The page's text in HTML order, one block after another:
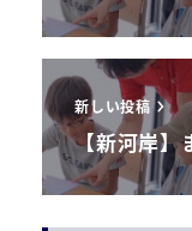
新しい投稿
【新河岸】